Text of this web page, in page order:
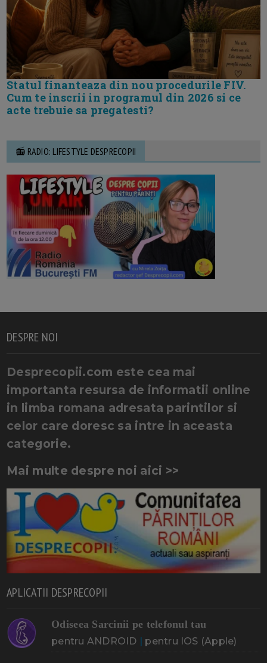
Statul finanteaza din nou procedurile FIV.
Cum te inscrii in programul din 2026 si ce
acte trebuie sa pregatesti?
📻 RADIO: LIFESTYLE DESPRECOPII
DESPRE NOI
Desprecopii.com este cea mai
importanta resursa de informatii online
in limba romana adresata parintilor si
celor care doresc sa intre in aceasta
categorie.
Mai multe despre noi aici >>
APLICATII DESPRECOPII
Odiseea Sarcinii pe telefonul tau
pentru ANDROID | pentru IOS (Apple)